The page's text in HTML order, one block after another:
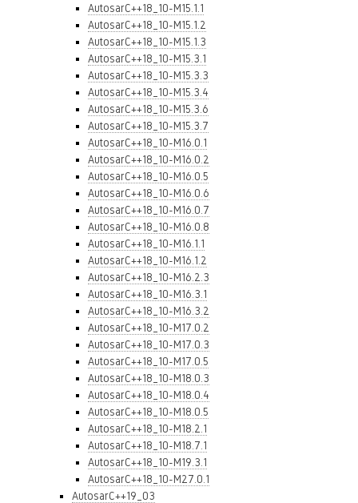
AutosarC++18_10-M15.1.1
AutosarC++18_10-M15.1.2
AutosarC++18_10-M15.1.3
AutosarC++18_10-M15.3.1
AutosarC++18_10-M15.3.3
AutosarC++18_10-M15.3.4
AutosarC++18_10-M15.3.6
AutosarC++18_10-M15.3.7
AutosarC++18_10-M16.0.1
AutosarC++18_10-M16.0.2
AutosarC++18_10-M16.0.5
AutosarC++18_10-M16.0.6
AutosarC++18_10-M16.0.7
AutosarC++18_10-M16.0.8
AutosarC++18_10-M16.1.1
AutosarC++18_10-M16.1.2
AutosarC++18_10-M16.2.3
AutosarC++18_10-M16.3.1
AutosarC++18_10-M16.3.2
AutosarC++18_10-M17.0.2
AutosarC++18_10-M17.0.3
AutosarC++18_10-M17.0.5
AutosarC++18_10-M18.0.3
AutosarC++18_10-M18.0.4
AutosarC++18_10-M18.0.5
AutosarC++18_10-M18.2.1
AutosarC++18_10-M18.7.1
AutosarC++18_10-M19.3.1
AutosarC++18_10-M27.0.1
AutosarC++19_03